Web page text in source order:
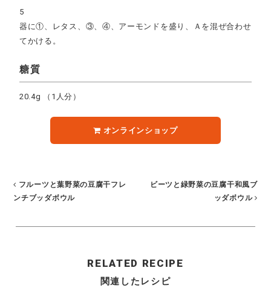
5
器に①、レタス、③、④、アーモンドを盛り、Ａを混ぜ合わせ
てかける。
糖質
20.4g （1人分）
オンラインショップ
フルーツと葉野菜の豆腐干フレ
ンチブッダボウル
ビーツと緑野菜の豆腐干和風ブ
ッダボウル
RELATED RECIPE
関連したレシピ